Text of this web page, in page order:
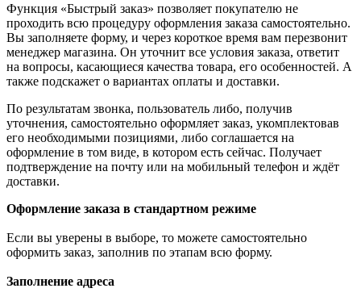
Функция «Быстрый заказ» позволяет покупателю не
проходить всю процедуру оформления заказа самостоятельно.
Вы заполняете форму, и через короткое время вам перезвонит
менеджер магазина. Он уточнит все условия заказа, ответит
на вопросы, касающиеся качества товара, его особенностей. А
также подскажет о вариантах оплаты и доставки.
По результатам звонка, пользователь либо, получив
уточнения, самостоятельно оформляет заказ, укомплектовав
его необходимыми позициями, либо соглашается на
оформление в том виде, в котором есть сейчас. Получает
подтверждение на почту или на мобильный телефон и ждёт
доставки.
Оформление заказа в стандартном режиме
Если вы уверены в выборе, то можете самостоятельно
оформить заказ, заполнив по этапам всю форму.
Заполнение адреса